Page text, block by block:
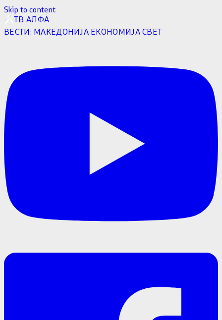
Skip to content
ТВ АЛФА
ВЕСТИ: МАКЕДОНИЈА ЕКОНОМИЈАСВЕТ